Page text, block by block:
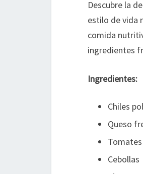
Descubre la
estilo de vida
comida
ingredientes
Ingredientes:
Chiles
Queso
Tomates
Cebollas